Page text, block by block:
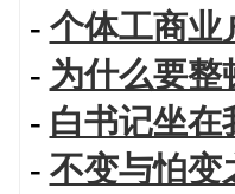
- 个体工商业
- 为什么要整
- 白书记坐在
- 不变与怕变